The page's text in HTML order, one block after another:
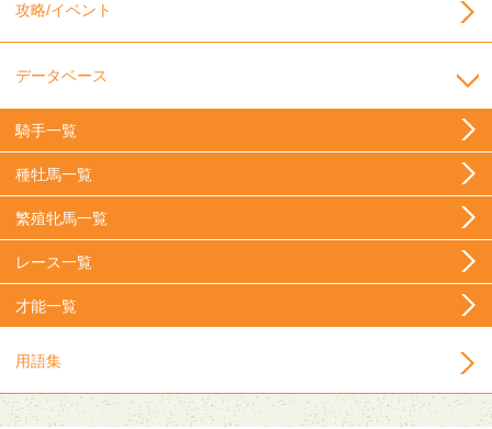
攻略/イベント
データベース
騎手一覧
種牡馬一覧
繁殖牝馬一覧
レース一覧
才能一覧
用語集